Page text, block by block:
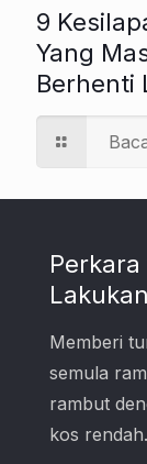
9
Yang
Berhenti
Memberi
semula
rambut
kos rendah.